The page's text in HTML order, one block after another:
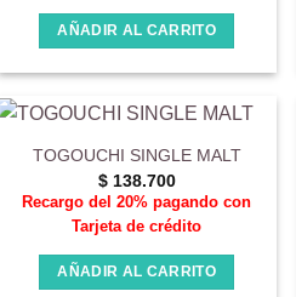
AÑADIR AL CARRITO
TOGOUCHI SINGLE MALT
$138.700
Recargo del 20% pagando con
Tarjeta de crédito
AÑADIR AL CARRITO